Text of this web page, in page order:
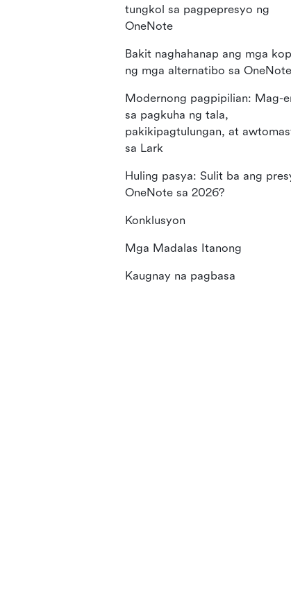
tungkol sa pagpepresyo ng
OneNote
Bakit naghahanap ang mga
ng mga alternatibo sa OneNote
Modernong pagpipilian: Mag-
sa pagkuha ng tala,
pakikipagtulungan, at
sa Lark
Huling pasya: Sulit ba ang
OneNote sa 2026?
Konklusyon
Mga Madalas Itanong
Kaugnay na pagbasa